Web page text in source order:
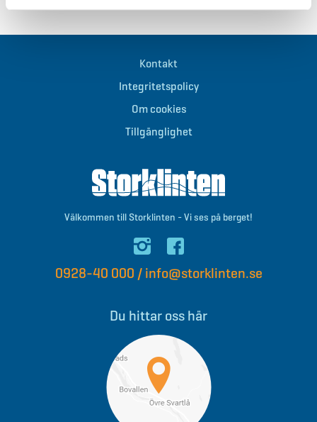
Kontakt
Integritetspolicy
Om cookies
Tillgänglighet
Välkommen till Storklinten - Vi ses på berget!
0928-40 000 / info@storklinten.se
Du hittar oss här